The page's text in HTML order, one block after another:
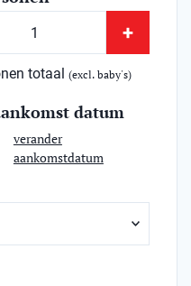
+
totaal(excl. baby's)
datum
verander
aankomstdatum